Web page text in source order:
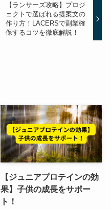
【ランサーズ攻略】プロジ
ェクトで選ばれる提案文の
作り方！LACERSで副業確
保するコツを徹底解説！
【ジュニアプロテインの効
果】子供の成長をサポー
ト！